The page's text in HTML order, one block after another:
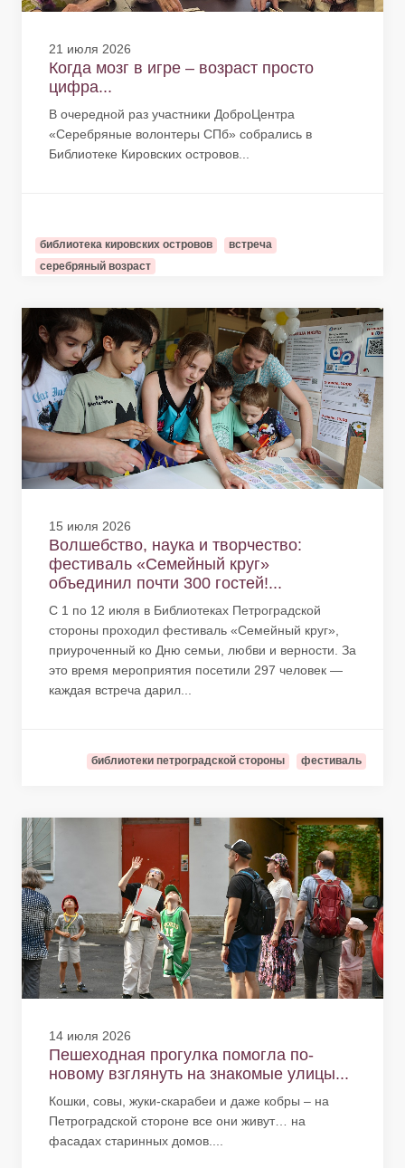
21 июля 2026
Когда мозг в игре – возраст просто
цифра...
В очередной раз участники ДоброЦентра
«Серебряные волонтеры СПб» собрались в
Библиотеке Кировских островов...
библиотека кировских островов
встреча
серебряный возраст
15 июля 2026
Волшебство, наука и творчество:
фестиваль «Семейный круг»
объединил почти 300 гостей!...
С 1 по 12 июля в Библиотеках Петроградской
стороны проходил фестиваль «Семейный круг»,
приуроченный ко Дню семьи, любви и верности. За
это время мероприятия посетили 297 человек —
каждая встреча дарил...
библиотеки петроградской стороны фестиваль
14 июля 2026
Пешеходная прогулка помогла по-
новому взглянуть на знакомые улицы...
Кошки, совы, жуки-скарабеи и даже кобры – на
Петроградской стороне все они живут… на
фасадах старинных домов....